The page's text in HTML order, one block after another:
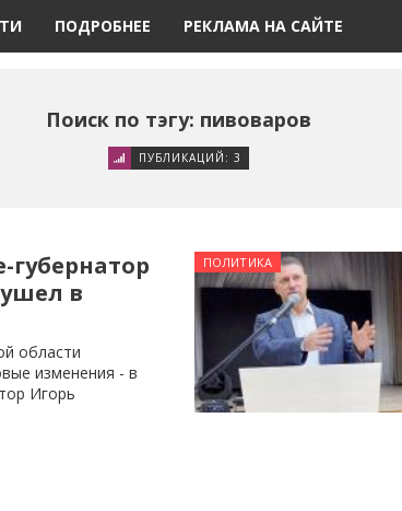
ПОДРОБНЕЕ РЕКЛАМА НА САЙТЕ
Поиск по тэгу: пивоваров
ПУБЛИКАЦИЙ: 3
губернатор
в
области
изменения - в
Игорь
ПОЛИТИКА